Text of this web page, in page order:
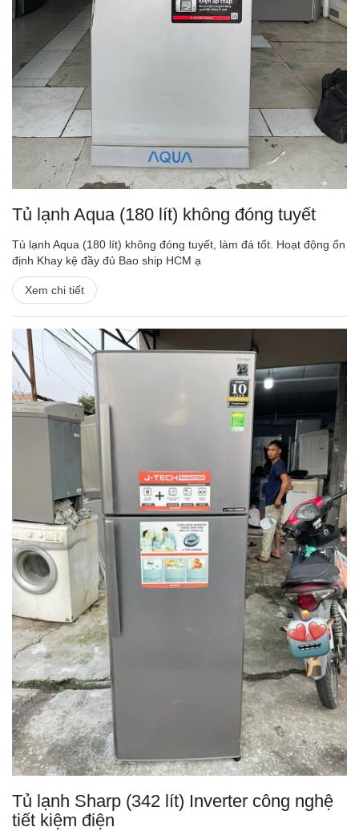
Tủ lạnh Aqua (180 lít) không đóng tuyết
Tủ lạnh Aqua (180 lít) không đóng tuyết, làm đá tốt. Hoạt động ổn
định Khay kệ đầy đủ Bao ship HCM ạ
Xem chi tiết
Tủ lạnh Sharp (342 lít) Inverter công nghệ
tiết kiệm điện